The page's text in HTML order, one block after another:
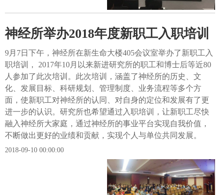
神经所举办2018年度新职工入职培训
9月7日下午，神经所在新生命大楼405会议室举办了新职工入
职培训， 2017年10月以来新进研究所的职工和博士后等近80
人参加了此次培训。此次培训，涵盖了神经所的历史、文
化、发展目标、科研规划、管理制度、业务流程等多个方
面，使新职工对神经所的认同、对自身的定位和发展有了更
进一步的认识。研究所也希望通过入职培训，让新职工尽快
融入神经所大家庭，通过神经所的事业平台实现自我价值，
不断做出更好的业绩和贡献，实现个人与单位共同发展。
2018-09-10 00:00:00